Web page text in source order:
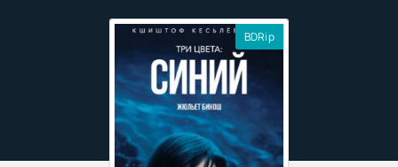
BDRip